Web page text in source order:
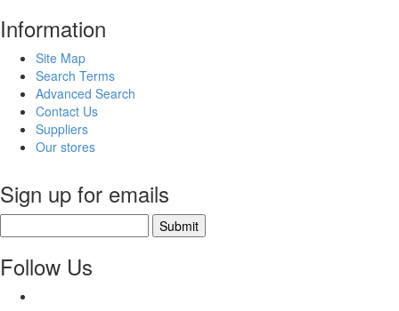
Information
Site Map
Search Terms
Advanced Search
Contact Us
Suppliers
Our stores
Sign up for emails
Submit
Follow Us